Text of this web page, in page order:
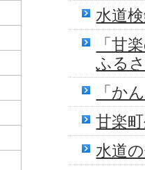
水道
「甘
ふる
「か
甘楽
水道